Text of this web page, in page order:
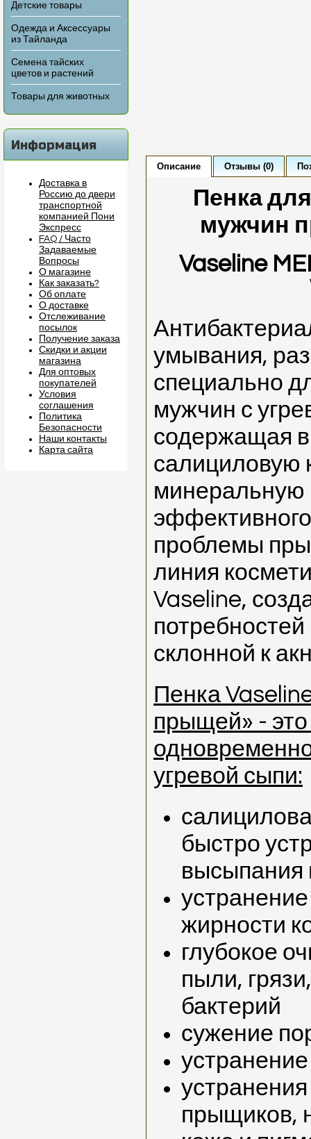
Детские товары
Одежда и Аксессуары
из Тайланда
Семена тайских
цветов и растений
Товары для животных
Информация
Доставка в
Россию до двери
транспортной
компанией Пони
Экспресс
FAQ / Часто
Задаваемые
Вопросы
О магазине
Как заказать?
Об оплате
О доставке
Отслеживание
посылок
Получение заказа
Скидки и акции
магазина
Для оптовых
покупателей
Условия
соглашения
Политика
Безопасности
Наши контакты
Карта сайта
Описание Отзывы (0)
Пенка
мужчин
Vaseline
умывания,
специально
мужчин с
содержащая в
салициловую
минеральную
проблемы
линия
Vaseline,
склонной к
Пенка
прыщей» -
угревой сыпи:
быстро
высыпания
жирности
глубокое
пыли,
бактерий
сужение
прыщиков,